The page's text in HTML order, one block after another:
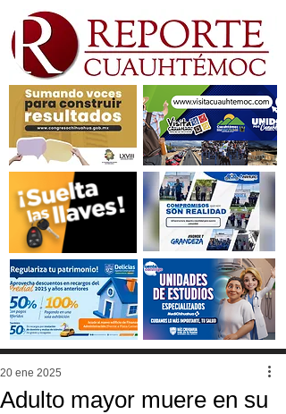
Adulto mayor muere en su
20 ene 2025